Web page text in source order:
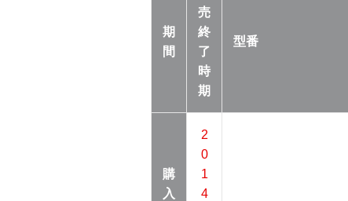
期
間
売
終
了
時
期
型番
購
入
2
0
1
4